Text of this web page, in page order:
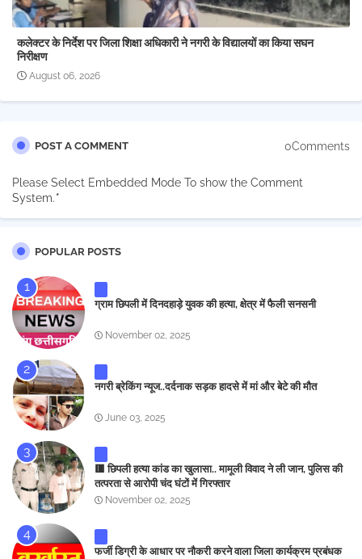
कलेक्टर के निर्देश पर जिला शिक्षा अधिकारी ने नगरी के विद्यालयों का किया सघन
निरीक्षण
August 06, 2026
POST A COMMENT 0Comments
Please Select Embedded Mode To show the Comment
System.*
POPULAR POSTS
ग्राम छिपली में दिनदहाड़े युवक की हत्या, क्षेत्र में फैली सनसनी
November 02, 2025
नगरी ब्रेकिंग न्यूज..दर्दनाक सड़क हादसे में मां और बेटे की मौत
June 03, 2025
🟥 छिपली हत्या कांड का खुलासा.. मामूली विवाद ने ली जान, पुलिस की
तत्परता से आरोपी चंद घंटों में गिरफ्तार
November 02, 2025
फर्जी डिग्री के आधार पर नौकरी करने वाला जिला कार्यक्रम प्रबंधक